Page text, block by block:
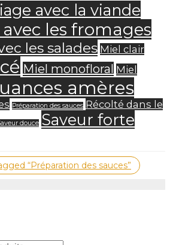
avec la viande
les fromages
les salades Miel clair
Miel monofloral Miel
amères
Préparation des sauces Récolté dans le
douce Saveur forte
“Préparation des sauces”